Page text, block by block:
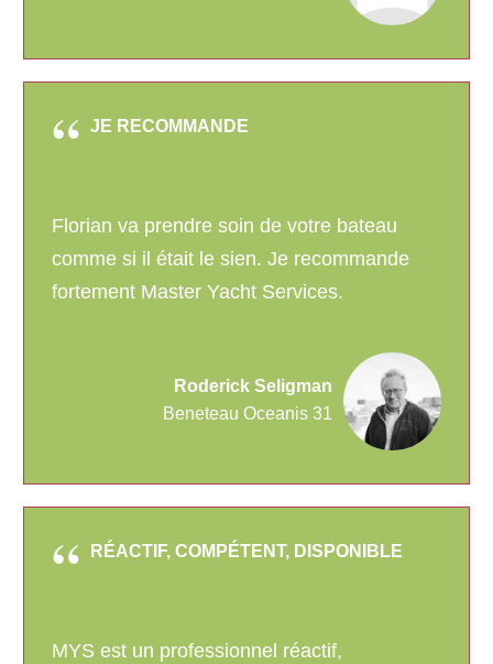
JE RECOMMANDE
Florian va prendre soin de votre bateau
comme si il était le sien. Je recommande
fortement Master Yacht Services.
Roderick Seligman
Beneteau Oceanis 31
RÉACTIF, COMPÉTENT, DISPONIBLE
MYS est un professionnel réactif,